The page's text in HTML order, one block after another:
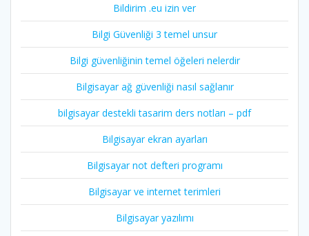
Bildirim .eu izin ver
Bilgi Güvenliği 3 temel unsur
Bilgi güvenliğinin temel öğeleri nelerdir
Bilgisayar ağ güvenliği nasıl sağlanır
bilgisayar destekli tasarim ders notları – pdf
Bilgisayar ekran ayarları
Bilgisayar not defteri programı
Bilgisayar ve internet terimleri
Bilgisayar yazılımı